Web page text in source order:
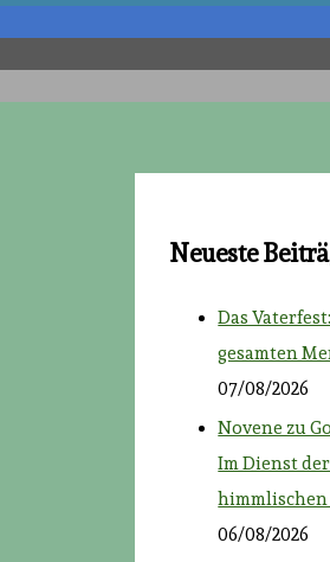
Neueste
Das
gesamten
07/08/2026
Novene zu
Im Dienst
himmlischen
06/08/2026